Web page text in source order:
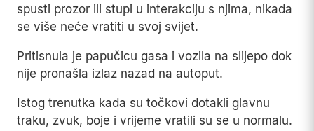
spusti prozor ili stupi u interakciju s njima, nikada
se više neće vratiti u svoj svijet.
Pritisnula je papučicu gasa i vozila na slijepo dok
nije pronašla izlaz nazad na autoput.
Istog trenutka kada su točkovi dotakli glavnu
traku, zvuk, boje i vrijeme vratili su se u normalu.